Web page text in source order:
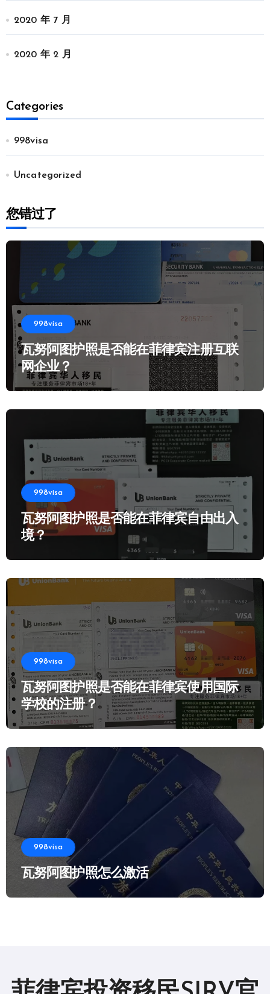
2020 年 7 月
2020 年 2 月
Categories
998visa
Uncategorized
您错过了
998visa
瓦努阿图护照是否能在菲律宾注册互联
网企业？
998visa
瓦努阿图护照是否能在菲律宾自由出入
境？
998visa
瓦努阿图护照是否能在菲律宾使用国际
学校的注册？
998visa
瓦努阿图护照怎么激活